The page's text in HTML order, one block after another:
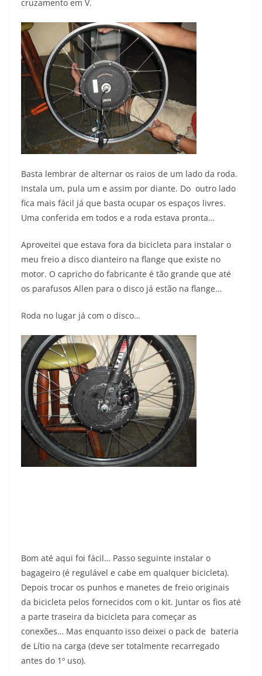
cruzamento em V.
Basta lembrar de alternar os raios de um lado da roda.
Instala um, pula um e assim por diante. Do outro lado
fica mais fácil já que basta ocupar os espaços livres.
Uma conferida em todos e a roda estava pronta…
Aproveitei que estava fora da bicicleta para instalar o
meu freio a disco dianteiro na flange que existe no
motor. O capricho do fabricante é tão grande que até
os parafusos Allen para o disco já estão na flange…
Roda no lugar já com o disco…
Bom até aqui foi fácil… Passo seguinte instalar o
bagageiro (é regulável e cabe em qualquer bicicleta).
Depois trocar os punhos e manetes de freio originais
da bicicleta pelos fornecidos com o kit. Juntar os fios até
a parte traseira da bicicleta para começar as
conexões… Mas enquanto isso deixei o pack de bateria
de Lítio na carga (deve ser totalmente recarregado
antes do 1º uso).